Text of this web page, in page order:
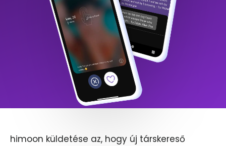
himoon küldetése az, hogy új társkereső